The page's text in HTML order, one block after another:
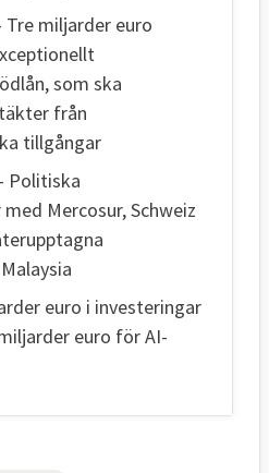
Tre miljarder euro
som ska
från
tillgångar
Politiska
Mercosur, Schweiz
euro i investeringar
euro för AI-